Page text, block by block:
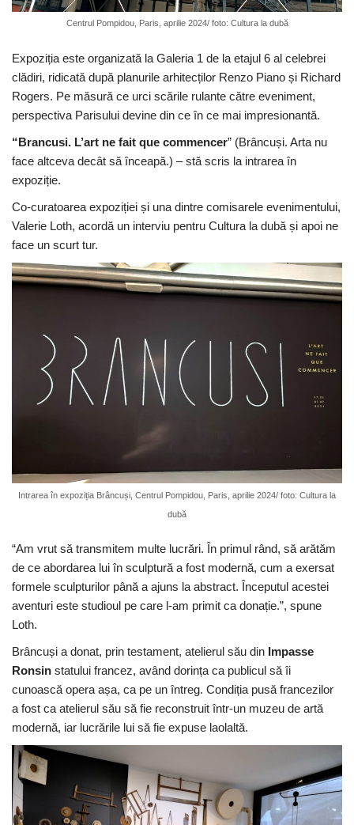
Centrul Pompidou, Paris, aprilie 2024/ foto: Cultura la dubă
Expoziția este organizată la Galeria 1 de la etajul 6 al celebrei
clădiri, ridicată după planurile arhitecților Renzo Piano și Richard
Rogers. Pe măsură ce urci scările rulante către eveniment,
perspectiva Parisului devine din ce în ce mai impresionantă.
“Brancusi. L’art ne fait que commencer” (Brâncuși. Arta nu
face altceva decât să înceapă.) – stă scris la intrarea în
expoziție.
Co-curatoarea expoziției și una dintre comisarele evenimentului,
Valerie Loth, acordă un interviu pentru Cultura la dubă și apoi ne
face un scurt tur.
Intrarea în expoziția Brâncuși, Centrul Pompidou, Paris, aprilie 2024/ foto: Cultura la
dubă
“Am vrut să transmitem multe lucrări. În primul rând, să arătăm
de ce abordarea lui în sculptură a fost modernă, cum a exersat
formele sculpturilor până a ajuns la abstract. Începutul acestei
aventuri este studioul pe care l-am primit ca donație.”, spune
Loth.
Brâncuși a donat, prin testament, atelierul său din Impasse
Ronsin statului francez, având dorința ca publicul să îi
cunoască opera așa, ca pe un întreg. Condiția pusă francezilor
a fost ca atelierul său să fie reconstruit într-un muzeu de artă
modernă, iar lucrările lui să fie expuse laolaltă.